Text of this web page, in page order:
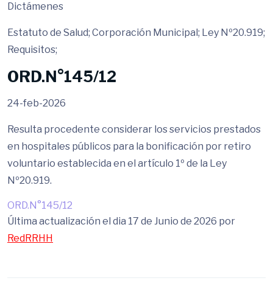
Dictámenes
Estatuto de Salud; Corporación Municipal; Ley Nº20.919;
Requisitos;
ORD.N°145/12
24-feb-2026
Resulta procedente considerar los servicios prestados
en hospitales públicos para la bonificación por retiro
voluntario establecida en el artículo 1º de la Ley
Nº20.919.
ORD.N°145/12
Última actualización el dia 17 de Junio de 2026 por
RedRRHH